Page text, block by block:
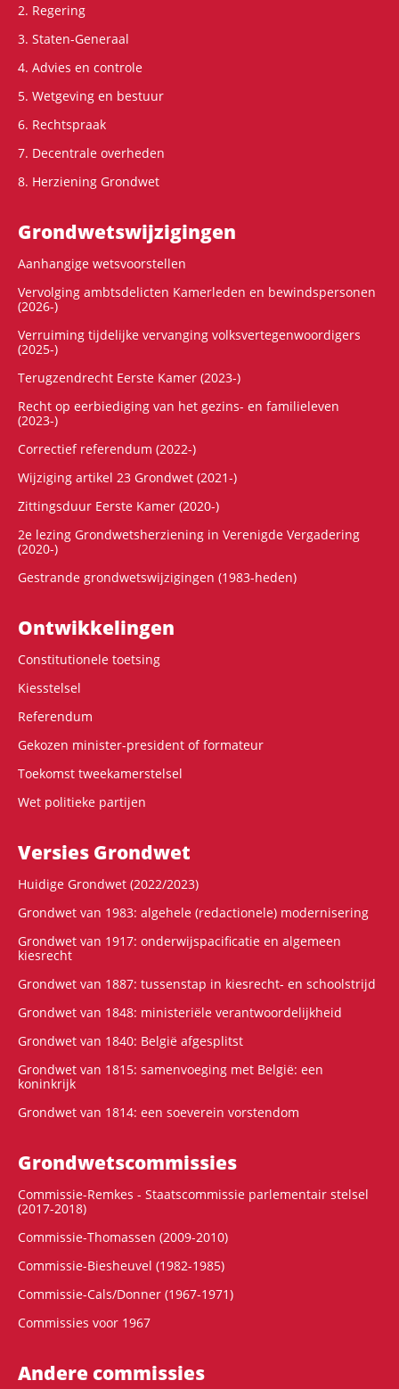
2. Regering
3. Staten-Generaal
4. Advies en controle
5. Wetgeving en bestuur
6. Rechtspraak
7. Decentrale overheden
8. Herziening Grondwet
Grondwets­wijzigingen
Aanhangige wetsvoorstellen
Vervolging ambtsdelicten Kamerleden en bewindspersonen
(2026-)
Verruiming tijdelijke vervanging volksvertegenwoordigers
(2025-)
Terugzendrecht Eerste Kamer (2023-)
Recht op eerbiediging van het gezins- en familieleven
(2023-)
Correctief referendum (2022-)
Wijziging artikel 23 Grondwet (2021-)
Zittingsduur Eerste Kamer (2020-)
2e lezing Grondwetsherziening in Verenigde Vergadering
(2020-)
Gestrande grondwetswijzigingen (1983-heden)
Ontwikke­lingen
Constitutionele toetsing
Kiesstelsel
Referendum
Gekozen minister-president of formateur
Toekomst tweekamerstelsel
Wet politieke partijen
Versies Grondwet
Huidige Grondwet (2022/2023)
Grondwet van 1983: algehele (redactionele) modernisering
Grondwet van 1917: onderwijspacificatie en algemeen
kiesrecht
Grondwet van 1887: tussenstap in kiesrecht- en schoolstrijd
Grondwet van 1848: ministeriële verantwoordelijkheid
Grondwet van 1840: België afgesplitst
Grondwet van 1815: samenvoeging met België: een
koninkrijk
Grondwet van 1814: een soeverein vorstendom
Grondwets­commissies
Commissie-Remkes - Staatscommissie parlementair stelsel
(2017-2018)
Commissie-Thomassen (2009-2010)
Commissie-Biesheuvel (1982-1985)
Commissie-Cals/Donner (1967-1971)
Commissies voor 1967
Andere commissies